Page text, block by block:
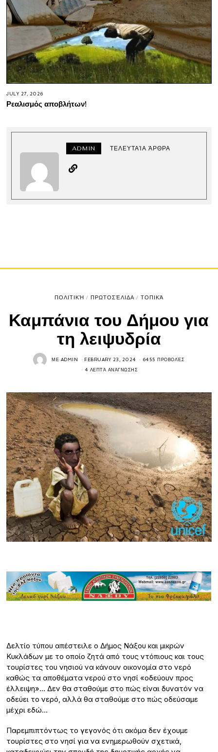
JULY 27, 2026
Ρεαλισμός αποβλήτων!
ADMIN ΤΕΛΕΥΤΑΊΑ ΆΡΘΡΑ
ΠΟΛΙΤΙΚΉ / ΠΡΩΤΟΣΈΛΙΔΑ / ΤΟΠΙΚΆ
Καμπάνια του Δήμου για
τη λειψυδρία
ΜΕ ADMIN FEBRUARY 23, 2024 6455 ΠΡΟΒΟΛΈΣ
4 ΛΕΠΤΆ ΑΝΆΓΝΩΣΗΣ
Δελτίο τύπου απέστειλε ο Δήμος Νάξου και μικρών
Κυκλάδων με το οποίο ζητά από τους ντόπιους και τους
τουρίστες του νησιού να κάνουν οικονομία στο νερό
καθώς τα αποθέματα νερού στο νησί «οδεύουν προς
έλλειψη»… Δεν θα σταθούμε στο πώς είναι δυνατόν να
οδεύει το νερό, αλλά θα σταθούμε στο πώς οδεύσαμε
μέχρι εδώ…
Παρεμπιπτόντως το γεγονός ότι ακόμα δεν έχουμε
τουρίστες στο νησί για να ενημερωθούν σχετικά,